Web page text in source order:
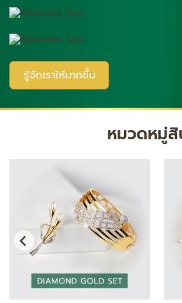
รู้จักเราให้มากขึ้น
หมวดหมู่สิ